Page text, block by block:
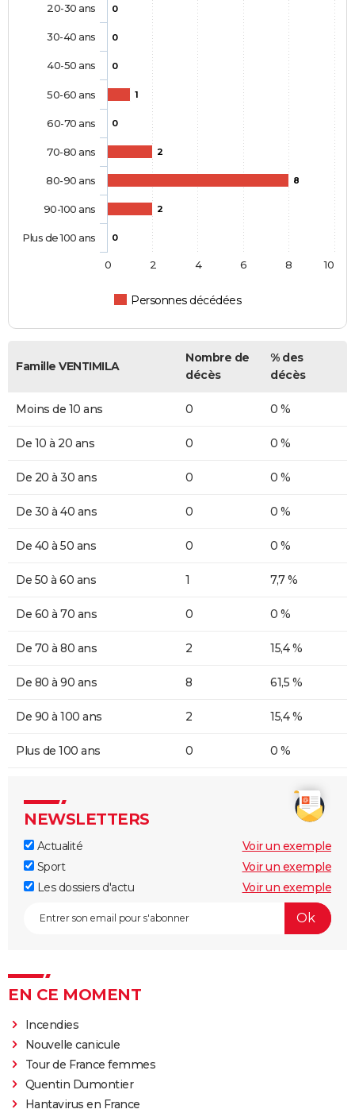
0
0
0
1
0
2
8
2
0
Personnes décédées
20-30 ans
30-40 ans
40-50 ans
50-60 ans
60-70 ans
70-80 ans
80-90 ans
90-100 ans
Plus de 100 ans
0 2 4 6 8 10
Famille VENTIMILA
Nombre de
décès
% des
décès
Moins de 10 ans 0 0 %
De 10 à 20 ans 0 0 %
De 20 à 30 ans 0 0 %
De 30 à 40 ans 0 0 %
De 40 à 50 ans 0 0 %
De 50 à 60 ans 1 7,7 %
De 60 à 70 ans 0 0 %
De 70 à 80 ans 2 15,4 %
De 80 à 90 ans 8 61,5 %
De 90 à 100 ans 2 15,4 %
Plus de 100 ans 0 0 %
NEWSLETTERS
Actualité
Voir un exemple
Sport
Voir un exemple
Les dossiers d'actu
Voir un exemple
EN CE MOMENT
Incendies
Nouvelle canicule
Tour de France femmes
Quentin Dumontier
Hantavirus en France